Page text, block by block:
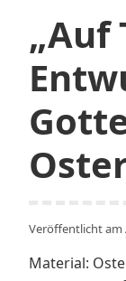
„Auf
Veröffentlicht am
Material: